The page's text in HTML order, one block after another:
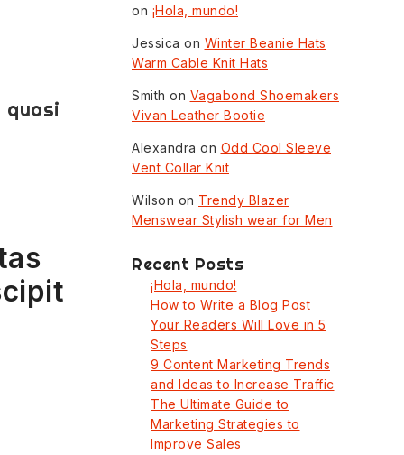
quasi
on ¡Hola, mundo!
Jessica on Winter Beanie Hats
Warm Cable Knit Hats
Smith on Vagabond Shoemakers
Vivan Leather Bootie
Alexandra on Odd Cool Sleeve
Vent Collar Knit
Wilson on Trendy Blazer
Menswear Stylish wear for Men
Recent Posts
¡Hola, mundo!
How to Write a Blog Post
Your Readers Will Love in 5
Steps
9 Content Marketing Trends
and Ideas to Increase Traffic
The Ultimate Guide to
Marketing Strategies to
Improve Sales